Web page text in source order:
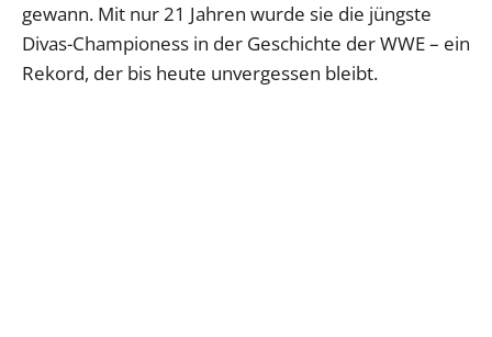
gewann. Mit nur 21 Jahren wurde sie die jüngste
Divas-Championess in der Geschichte der WWE – ein
Rekord, der bis heute unvergessen bleibt.